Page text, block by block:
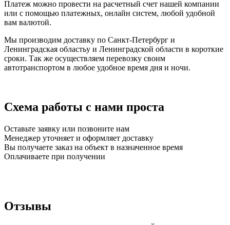
Платеж можно провести на расчетный счет нашей компании
или с помощью платежных, онлайн систем, любой удобной
вам валютой.
Мы производим доставку по Санкт-Петербург и
Ленинградская областьу и Ленинградской области в короткие
сроки. Так же осуществляем перевозку своим
автотранспортом в любое удобное время дня и ночи.
Схема работы с нами проста
Оставьте заявку или позвоните нам
Менеджер уточняет и оформляет доставку
Вы получаете заказ на объект в назначенное время
Оплачиваете при получении
Отзывы